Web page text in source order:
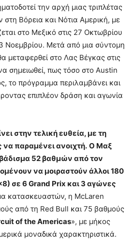
την αρχή μιας τριπλέτας
Βόρεια και Νότια Αμερική, με
στο Μεξικό στις 27 Οκτωβρίου
3 Νοεμβρίου. Μετά από μια σύντομη
μεταφερθεί στο Λας Βέγκας στις
σημειωθεί, πως τόσο στο Austin
το πρόγραμμα περιλαμβάνει και
επιπλέον δράση και αγωνία
στην τελική ευθεία, με τη
να παραμένει ανοιχτή. Ο Μαξ
52 βαθμών από τον
να μοιραστούν άλλοι 180
σε 6 Grand Prix και 3 αγώνες
κατασκευαστών, η McLaren
από τη Red Bull και 75 βαθμούς
of the Americas», με μήκος
μοναδικά χαρακτηριστικά.